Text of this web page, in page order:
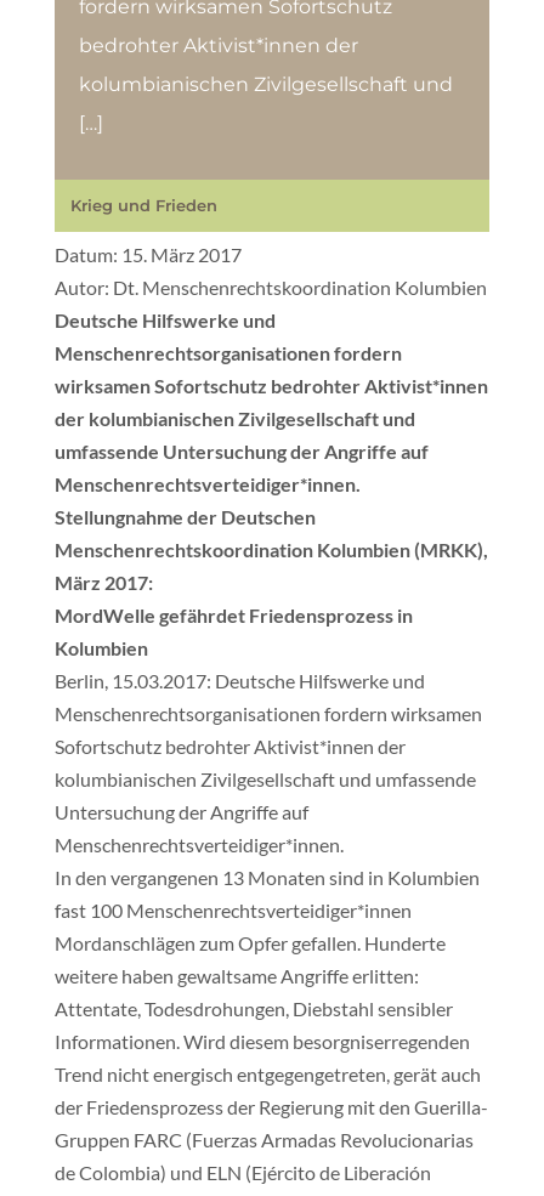
fordern wirksamen Sofortschutz
bedrohter Aktivist*innen der
kolumbianischen Zivilgesellschaft und
[…]
Krieg und Frieden
Datum: 15. März 2017
Autor: Dt. Menschenrechtskoordination Kolumbien
Deutsche Hilfswerke und
Menschenrechtsorganisationen fordern
wirksamen Sofortschutz bedrohter Aktivist*innen
der kolumbianischen Zivilgesellschaft und
umfassende Untersuchung der Angriffe auf
Menschenrechtsverteidiger*innen.
Stellungnahme der Deutschen
Menschenrechtskoordination Kolumbien (MRKK),
März 2017:
MordWelle gefährdet Friedensprozess in
Kolumbien
Berlin, 15.03.2017: Deutsche Hilfswerke und
Menschenrechtsorganisationen fordern wirksamen
Sofortschutz bedrohter Aktivist*innen der
kolumbianischen Zivilgesellschaft und umfassende
Untersuchung der Angriffe auf
Menschenrechtsverteidiger*innen.
In den vergangenen 13 Monaten sind in Kolumbien
fast 100 Menschenrechtsverteidiger*innen
Mordanschlägen zum Opfer gefallen. Hunderte
weitere haben gewaltsame Angriffe erlitten:
Attentate, Todesdrohungen, Diebstahl sensibler
Informationen. Wird diesem besorgniserregenden
Trend nicht energisch entgegengetreten, gerät auch
der Friedensprozess der Regierung mit den Guerilla-
Gruppen FARC (Fuerzas Armadas Revolucionarias
de Colombia) und ELN (Ejército de Liberación